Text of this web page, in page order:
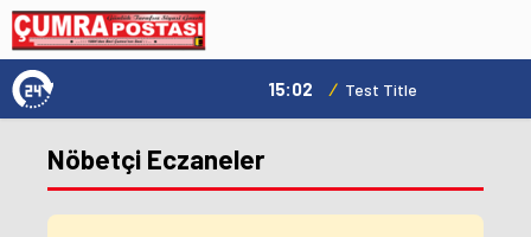
Test Title
Nöbetçi Eczaneler